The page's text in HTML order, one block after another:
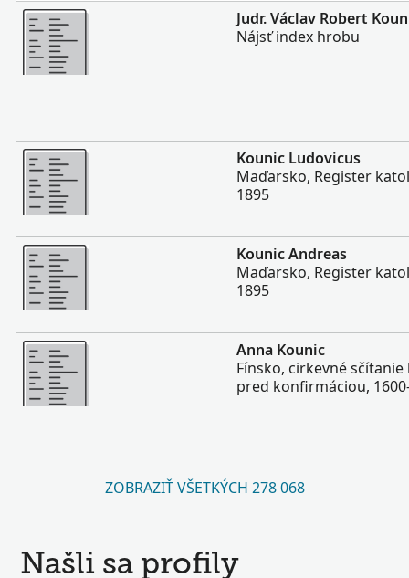
Viac
Judr. Václav Robert
Nájsť index hrobu
Viac
Kounic Ludovicus
Maďarsko, Register
1895
Viac
Kounic Andreas
Maďarsko, Register
1895
Viac
Anna Kounic
Fínsko, cirkevné
pred konfirmáciou,
ZOBRAZIŤ VŠETKÝCH 278 068
Našli sa profily